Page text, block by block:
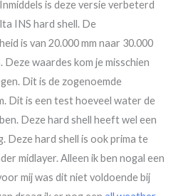
is deze versie verbeterd
INS hard shell. De
is van 20.000 mm naar 30.000
Deze waardes kom je misschien
Dit is de zogenoemde
Dit is een test hoeveel water de
Deze hard shell heeft wel een
Deze hard shell is ook prima te
midlayer. Alleen ik ben nogal een
mij was dit niet voldoende bij